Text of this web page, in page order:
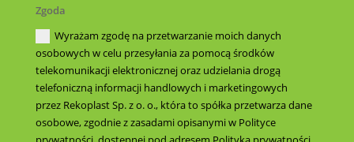
Zgoda
Wyrażam zgodę na przetwarzanie moich danych
osobowych w celu przesyłania za pomocą środków
telekomunikacji elektronicznej oraz udzielania drogą
telefoniczną informacji handlowych i marketingowych
przez Rekoplast Sp. z o. o., która to spółka przetwarza dane
osobowe, zgodnie z zasadami opisanymi w Polityce